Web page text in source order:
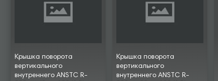
Крышка поворота
вертикального
внутреннего ANSTC R-
Крышка поворота
вертикального
внутреннего ANSTC R-